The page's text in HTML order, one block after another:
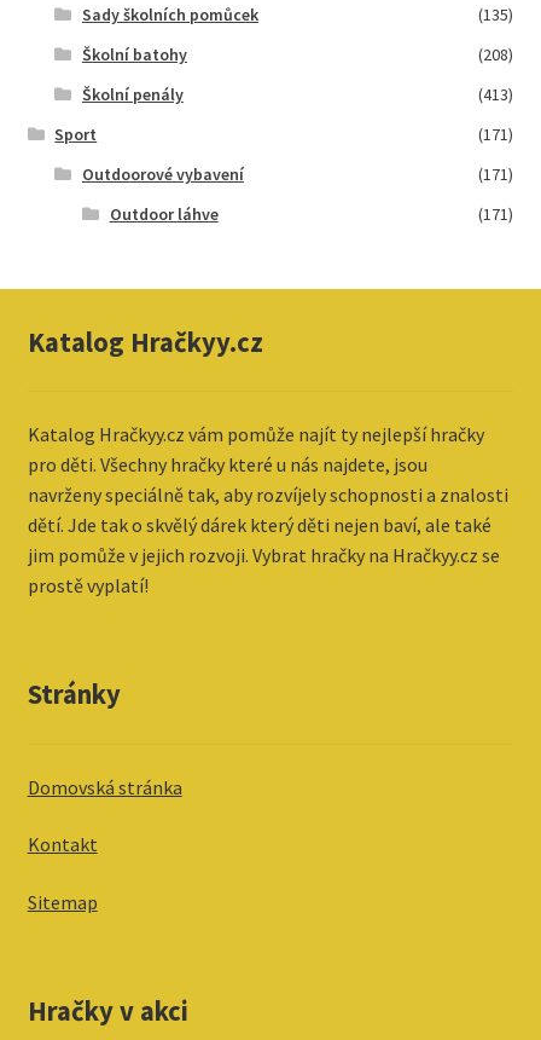
Sady školních pomůcek
(135)
Školní batohy
(208)
Školní penály
(413)
Sport
(171)
Outdoorové vybavení
(171)
Outdoor láhve
(171)
Katalog Hračkyy.cz
Katalog Hračkyy.cz vám pomůže najít ty nejlepší hračky
pro děti. Všechny hračky které u nás najdete, jsou
navrženy speciálně tak, aby rozvíjely schopnosti a znalosti
dětí. Jde tak o skvělý dárek který děti nejen baví, ale také
jim pomůže v jejich rozvoji. Vybrat hračky na Hračkyy.cz se
prostě vyplatí!
Stránky
Domovská stránka
Kontakt
Sitemap
Hračky v akci